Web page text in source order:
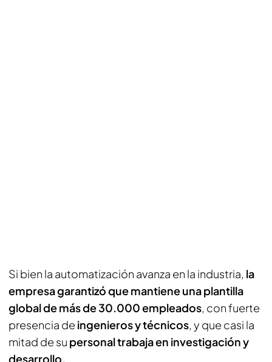
Si bien la automatización avanza en la industria, la
empresa garantizó que mantiene una plantilla
global de más de 30.000 empleados, con fuerte
presencia de ingenieros y técnicos, y que casi la
mitad de su personal trabaja en investigación y
desarrollo.